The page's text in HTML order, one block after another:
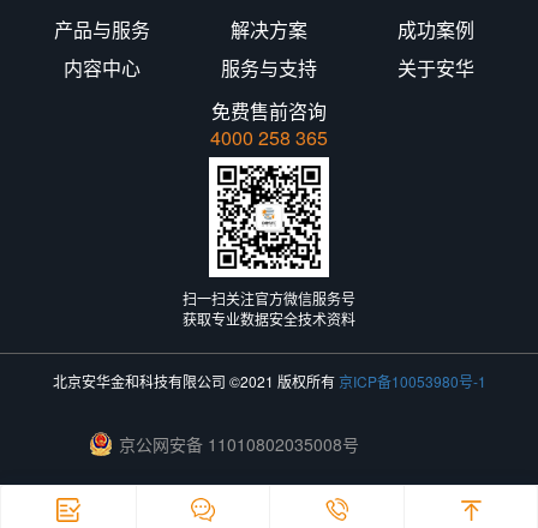
产品与服务 解决方案
成功案例
内容中心
服务与支持
关于安华
免费售前咨询
4000 258 365
扫一扫关注官方微信服务号
获取专业数据安全技术资料
北京安华金和科技有限公司 ©2021 版权所有京ICP备10053980号-1
京公网安备 11010802035008号